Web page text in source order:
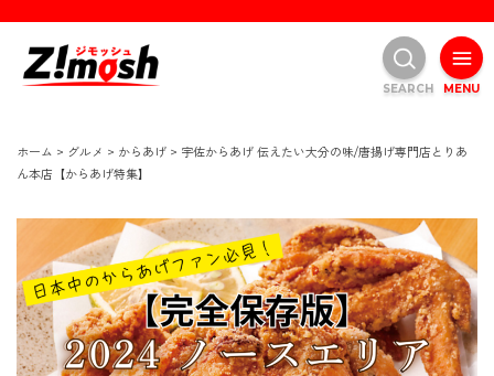
ホーム > グルメ > からあげ > 宇佐からあげ 伝えたい大分の味/唐揚げ専門店とりあ
ん本店【からあげ特集】
MENU
SEARCH